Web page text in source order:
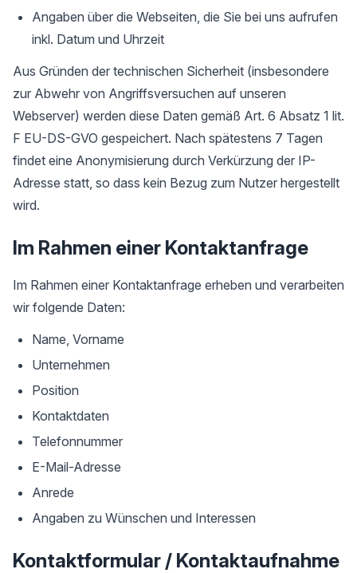
Angaben über die Webseiten, die Sie bei uns aufrufen
inkl. Datum und Uhrzeit
Aus Gründen der technischen Sicherheit (insbesondere
zur Abwehr von Angriffsversuchen auf unseren
Webserver) werden diese Daten gemäß Art. 6 Absatz 1 lit.
F EU-DS-GVO gespeichert. Nach spätestens 7 Tagen
findet eine Anonymisierung durch Verkürzung der IP-
Adresse statt, so dass kein Bezug zum Nutzer hergestellt
wird.
Im Rahmen einer Kontaktanfrage
Im Rahmen einer Kontaktanfrage erheben und verarbeiten
wir folgende Daten:
Name, Vorname
Unternehmen
Position
Kontaktdaten
Telefonnummer
E-Mail-Adresse
Anrede
Angaben zu Wünschen und Interessen
Kontaktformular / Kontaktaufnahme